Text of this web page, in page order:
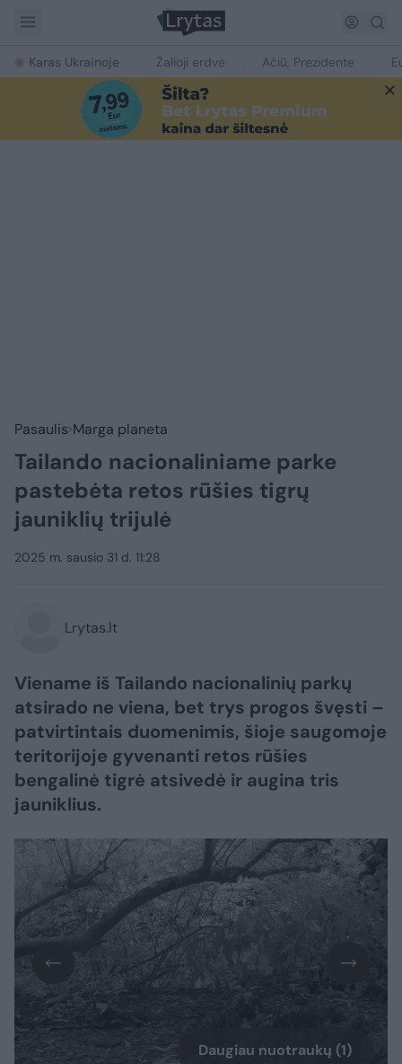
Karas Ukrainoje Žalioji erdvė Ačiū, Prezidente
Pasaulis Marga planeta
Tailando nacionaliniame parke
pastebėta retos rūšies tigrų
jauniklių trijulė
2025 m. sausio 31 d. 11:28
Lrytas.lt
Viename iš Tailando nacionalinių parkų
atsirado ne viena, bet trys progos švęsti –
patvirtintais duomenimis, šioje saugomoje
teritorijoje gyvenanti retos rūšies
bengalinė tigrė atsivedė ir augina tris
jauniklius.
Daugiau nuotraukų (1)